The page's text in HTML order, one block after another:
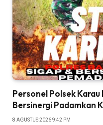
Personel Polsek
Bersinergi Padamkan
8 AGUSTUS 2026 9:42 PM